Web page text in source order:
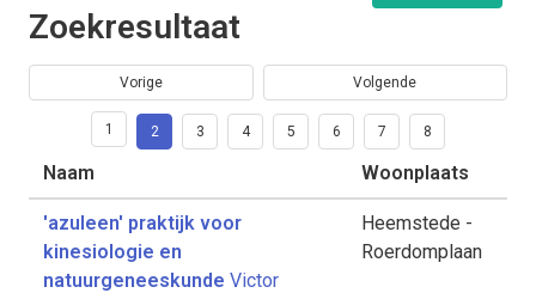
Zoekresultaat
Vorige Volgende
1 2 3 4 5 6 7 8
Naam Woonplaats
'azuleen' praktijk voor
kinesiologie en
natuurgeneeskunde Victor
Heemstede -
Roerdomplaan